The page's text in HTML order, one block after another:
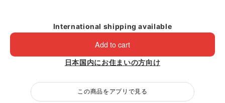
International shipping available
Add to cart
日本国内にお住まいの方向け
この商品をアプリで見る